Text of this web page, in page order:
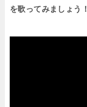
を歌ってみましょう！